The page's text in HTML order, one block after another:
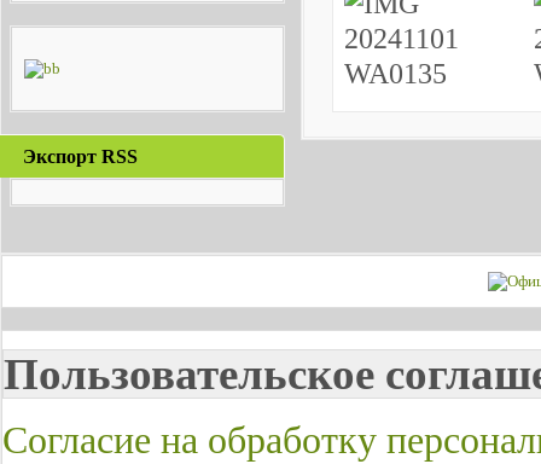
Экспорт RSS
Пользовательское
Согласие на обработку